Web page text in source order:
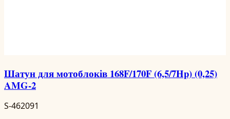
Шатун для мотоблоків 168F/170F (6,5/7Hp) (0,25)
AMG-2
S-462091